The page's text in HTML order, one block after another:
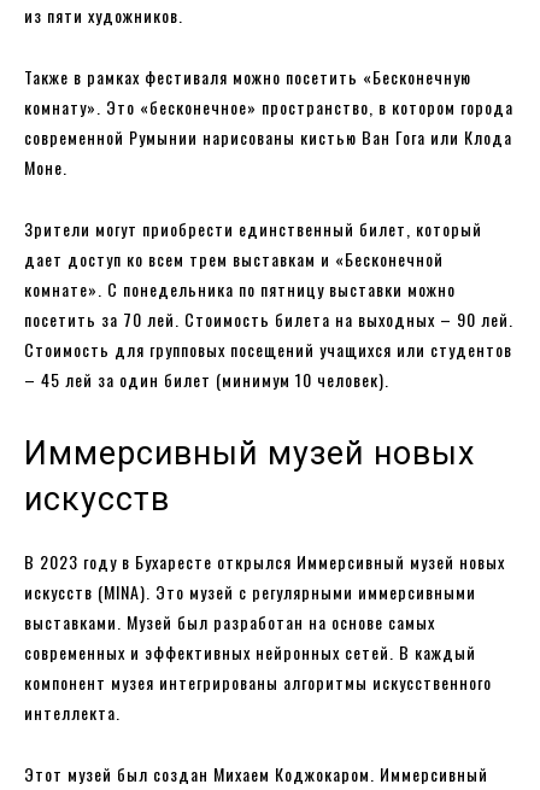
из пяти художников.
Также в рамках фестиваля можно посетить «Бесконечную
комнату». Это «бесконечное» пространство, в котором города
современной Румынии нарисованы кистью Ван Гога или Клода
Моне.
Зрители могут приобрести единственный билет, который
дает доступ ко всем трем выставкам и «Бесконечной
комнате». С понедельника по пятницу выставки можно
посетить за 70 лей. Стоимость билета на выходных – 90 лей.
Стоимость для групповых посещений учащихся или студентов
– 45 лей за один билет (минимум 10 человек).
Иммерсивный музей новых
искусств
В 2023 году в Бухаресте открылся Иммерсивный музей новых
искусств (MINA). Это музей с регулярными иммерсивными
выставками. Музей был разработан на основе самых
современных и эффективных нейронных сетей. В каждый
компонент музея интегрированы алгоритмы искусственного
интеллекта.
Этот музей был создан Михаем Коджокаром. Иммерсивный